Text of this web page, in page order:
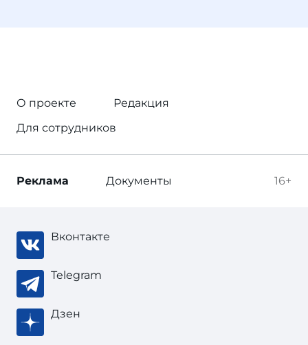
О проекте
Редакция
Для сотрудников
16+
Реклама Документы
Вконтакте
Telegram
Дзен